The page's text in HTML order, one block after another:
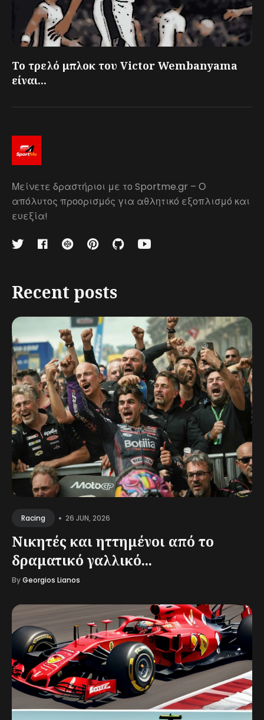
Το τρελό μπλοκ του Victor Wembanyama
είναι...
Μείνετε δραστήριοι με το Sportme.gr – Ο
απόλυτος προορισμός για αθλητικό εξοπλισμό και
ευεξία!
Recent posts
Racing • 26 JUN, 2026
Νικητές και ηττημένοι από το
δραματικό γαλλικό...
ByGeorgios Lianos